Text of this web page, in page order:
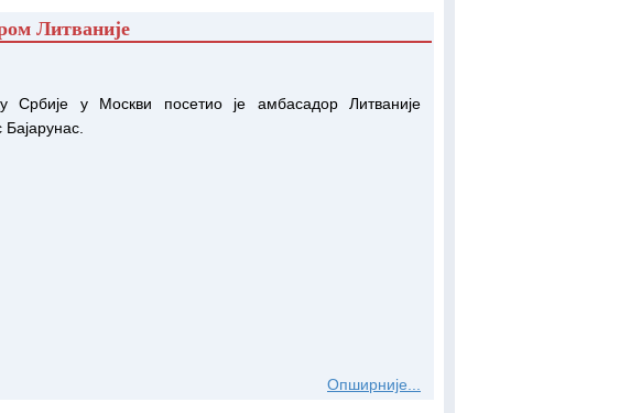
Литваније
Србије у Москви посетио је амбасадор Литваније
Бајарунас.
Опширније...